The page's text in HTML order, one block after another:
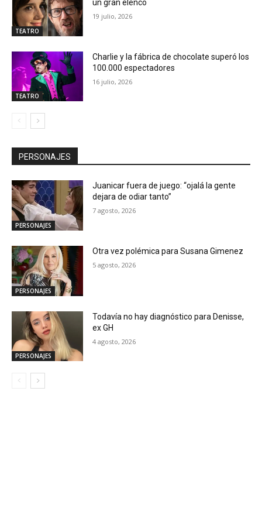
TEATRO
un gran elenco
19 julio, 2026
TEATRO
Charlie y la fábrica de chocolate superó los
100.000 espectadores
16 julio, 2026
PERSONAJES
PERSONAJES
Juanicar fuera de juego: “ojalá la gente
dejara de odiar tanto”
7 agosto, 2026
PERSONAJES
Otra vez polémica para Susana Gimenez
5 agosto, 2026
PERSONAJES
Todavía no hay diagnóstico para Denisse,
ex GH
4 agosto, 2026